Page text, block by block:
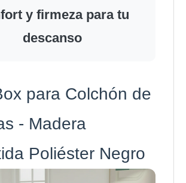
y firmeza para tu
descanso
para Colchón de
- Madera
Poliéster Negro